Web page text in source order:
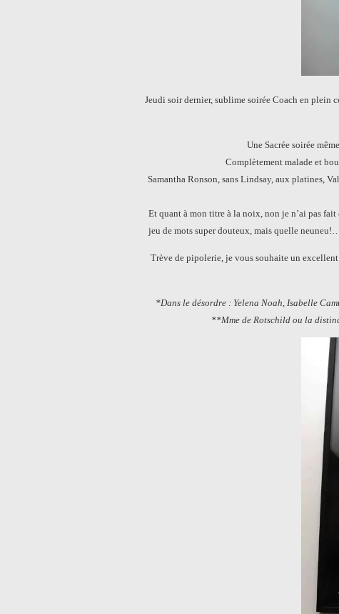
Jeudi soir dernier, sublime soirée Coach en plein
Une Sacrée soirée
Complètement malade et
Samantha Ronson, sans Lindsay, aux platines,
Et quant à mon titre à la noix, non je n’ai pas
jeu de mots super douteux, mais quelle
Trève de pipolerie, je vous souhaite un
*Dans le désordre : Yelena Noah, Isabelle
**Mme de Rotschild ou la